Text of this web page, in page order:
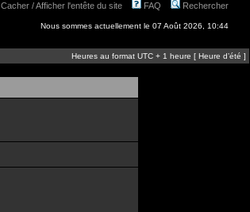
Cacher / Afficher l'entête du site FAQ Rechercher
Nous sommes actuellement le 07 Août 2026, 10:44
Heures au format UTC + 1 heure [ Heure d’été ]